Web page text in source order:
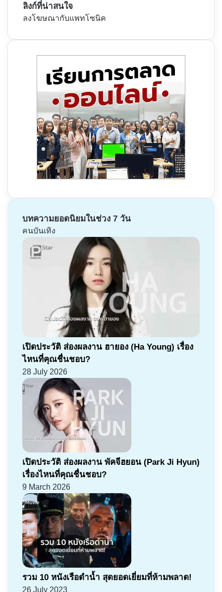
ลิงก์ที่น่าสนใจ
ลงโฆษณากับแพทโซนิค
บทความยอดนิยมในช่วง 7 วัน
คนบันเทิง
เปิดประวัติ ส่องผลงาน ฮายอง (Ha Young) เรื่อง
ไหนที่คุณชื่นชอบ?
28 July 2026
เปิดประวัติ ส่องผลงาน พัคจีฮยอน (Park Ji Hyun)
เรื่องไหนที่คุณชื่นชอบ?
9 March 2026
รวม 10 หนังเรือดำน้ำ สุดยอดเยี่ยมที่ห้ามพลาด!
26 July 2023